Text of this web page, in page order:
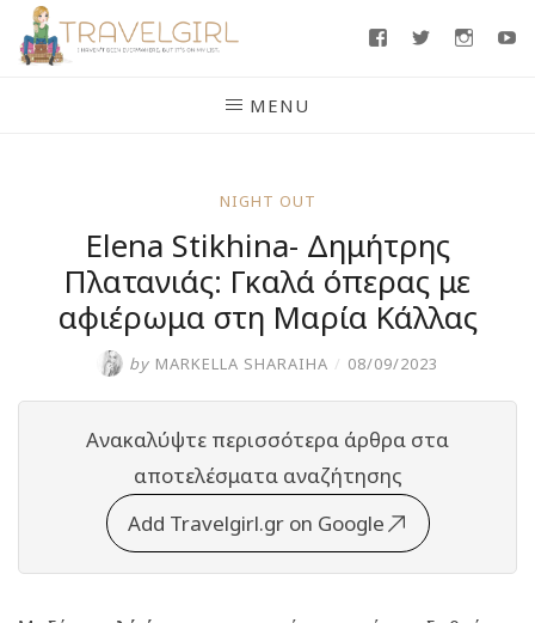
Skip
FacebookTwitter
MENU
NIGHT OUT
Elena Stikhina- Δημήτρης
Πλατανιάς: Γκαλά όπερας με
αφιέρωμα στη Μαρία Κάλλας
by MARKELLA SHARAIHA / 08/09/2023
Ανακαλύψτε περισσότερα άρθρα στα
αποτελέσματα αναζήτησης
Add Travelgirl.gr on Google